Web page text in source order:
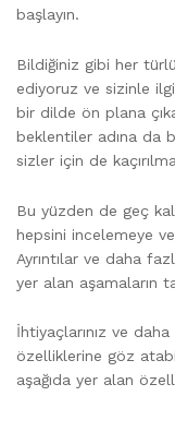
başlayın.
Bildiğiniz gibi her
ediyoruz ve sizinle
bir dilde ön plana
beklentiler adına da
sizler için de
Bu yüzden de geç
hepsini incelemeye
Ayrıntılar ve daha
yer alan aşamaların
İhtiyaçlarınız ve
özelliklerine göz
aşağıda yer alan